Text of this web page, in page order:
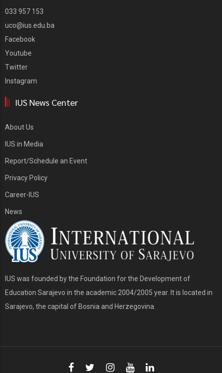
033 957 153
uco@ius.edu.ba
Facebook
Youtube
Twitter
Instagram
IUS News Center
About Us
IUS in Media
Report/Schedule an Event
Privacy Policy
Career-IUS
News
IUS was founded by the Foundation for the Development of
Education Sarajevo in the academic 2004/2005 year. It is located in
Sarajevo, the capital of Bosnia and Herzegovina.